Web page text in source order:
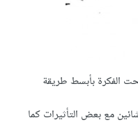
الفكرة بأبسط طريقة
مع بعض التأثيرات كما